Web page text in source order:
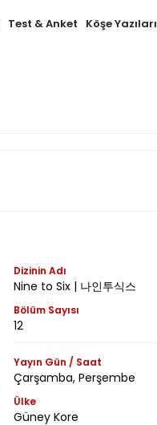
Test & Anket Köşe Yazıları
Dizinin Adı
Nine to Six | 나인투식스
Bölüm Sayısı
12
Yayın Gün / Saat
Çarşamba, Perşembe
Ülke
Güney Kore